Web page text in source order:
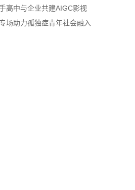
高中与企业共建AIGC影视
场助力孤独症青年社会融入